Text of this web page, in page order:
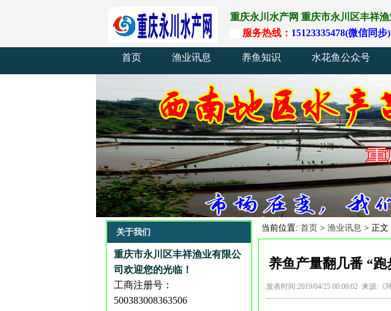
首页 渔业讯息 养鱼知识 水花鱼公众号
重庆永川水产网 重庆市永川 区丰祥渔
服务热线： 15123335478(微信同步)
关于我们
重庆市永川区丰祥渔业有限公
司欢迎您的光临！
工商注册号：
500383008363506
当前位置: 首页 > 渔业讯息 > 正文
养鱼产量翻几番 “跑
发表时间:2019/04/25 00:00:02 来源:《